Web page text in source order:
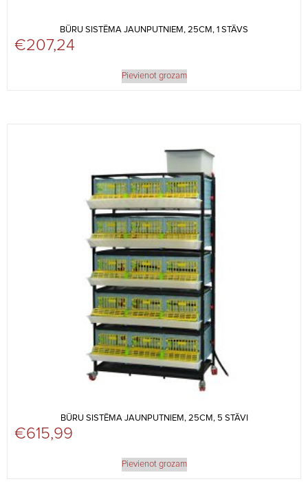
BŪRU SISTĒMA JAUNPUTNIEM, 25CM, 1 STĀVS
€207,24
Pievienot grozam
BŪRU SISTĒMA JAUNPUTNIEM, 25CM, 5 STĀVI
€615,99
Pievienot grozam